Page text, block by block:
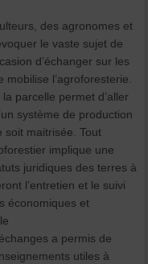
des agronomes et
le vaste sujet de
d’échanger sur les
mobilise l’agroforesterie.
parcelle permet d’aller
système de production
soit maitrisée. Tout
implique une
juridiques des terres à
l’entretien et le suivi
économiques et
a permis de
utiles à